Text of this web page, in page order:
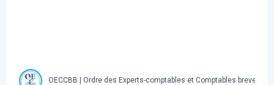
OECCBB | Ordre des Experts-comptables et Comptables brevetés